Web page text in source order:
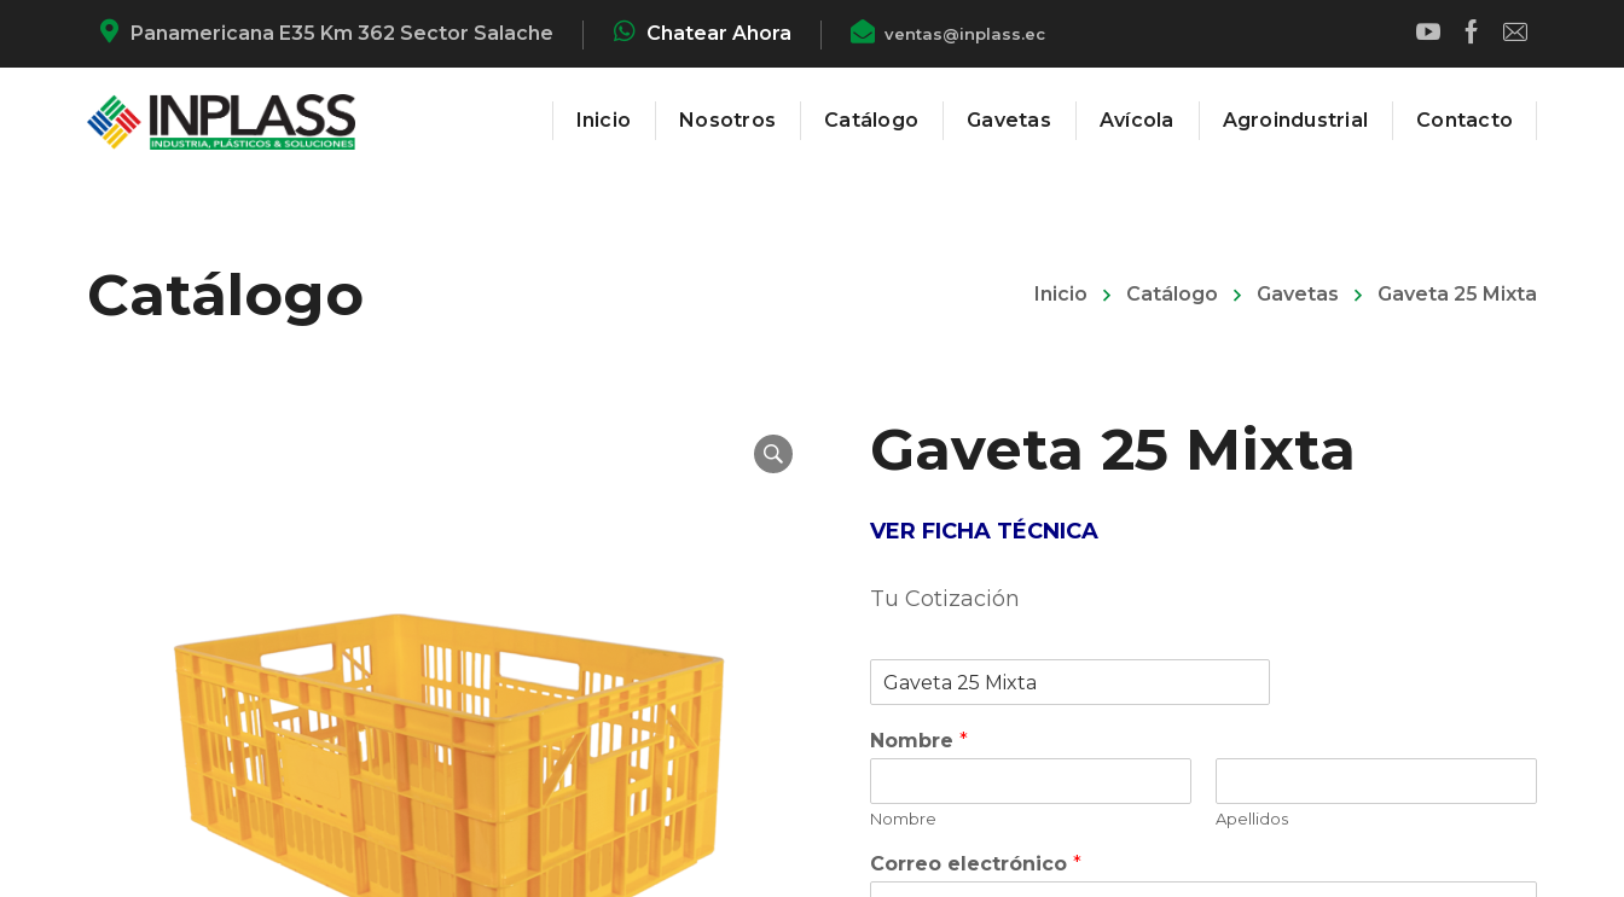
Panamericana E35 Km 362 Sector Salache Chatear Ahora ventas@inplass.ec
Inicio Nosotros Catálogo Gavetas Avícola Agroindustrial Contacto
Catálogo Inicio Catálogo Gavetas Gaveta 25 Mixta
Gaveta 25 Mixta
VER FICHA TÉCNICA
Tu Cotización
d
u
t
Nombre *
Nombre Apellidos
Correo electrónico *